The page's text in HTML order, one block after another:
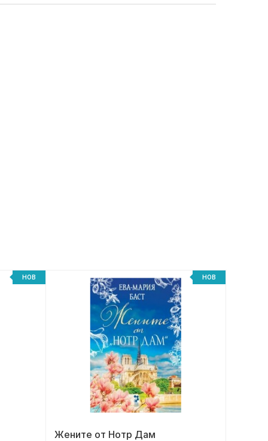
НОВ НОВ
Жените от Нотр Дам